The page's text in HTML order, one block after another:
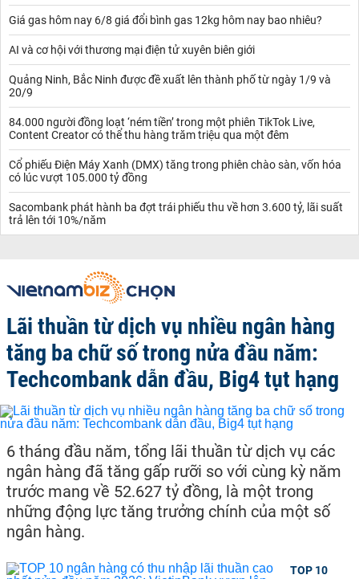
Giá gas hôm nay 6/8 giá đổi bình gas 12kg hôm nay bao nhiêu?
AI và cơ hội với thương mại điện tử xuyên biên giới
Quảng Ninh, Bắc Ninh được đề xuất lên thành phố từ ngày 1/9 và
20/9
84.000 người đồng loạt ‘ném tiền’ trong một phiên TikTok Live,
Content Creator có thể thu hàng trăm triệu qua một đêm
Cổ phiếu Điện Máy Xanh (DMX) tăng trong phiên chào sàn, vốn hóa
có lúc vượt 105.000 tỷ đồng
Sacombank phát hành ba đợt trái phiếu thu về hơn 3.600 tỷ, lãi suất
trả lên tới 10%/năm
Lãi thuần từ dịch vụ nhiều ngân hàng
tăng ba chữ số trong nửa đầu năm:
Techcombank dẫn đầu, Big4 tụt hạng
6 tháng đầu năm, tổng lãi thuần từ dịch vụ các
ngân hàng đã tăng gấp rưỡi so với cùng kỳ năm
trước mang về 52.627 tỷ đồng, là một trong
những động lực tăng trưởng chính của một số
ngân hàng.
TOP 10